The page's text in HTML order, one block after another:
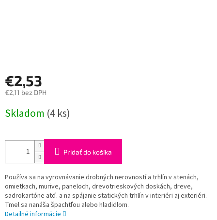
€2,53
€2,11 bez DPH
cena:
Skladom (4 ks)
Pridať do košíka
Používa sa na vyrovnávanie drobných nerovností a trhlín v stenách,
omietkach, murive, paneloch, drevotrieskových doskách, dreve,
sadrokartóne atď. a na spájanie statických trhlín v interiéri aj exteriéri.
Tmel sa nanáša špachtľou alebo hladidlom.
Detailné informácie